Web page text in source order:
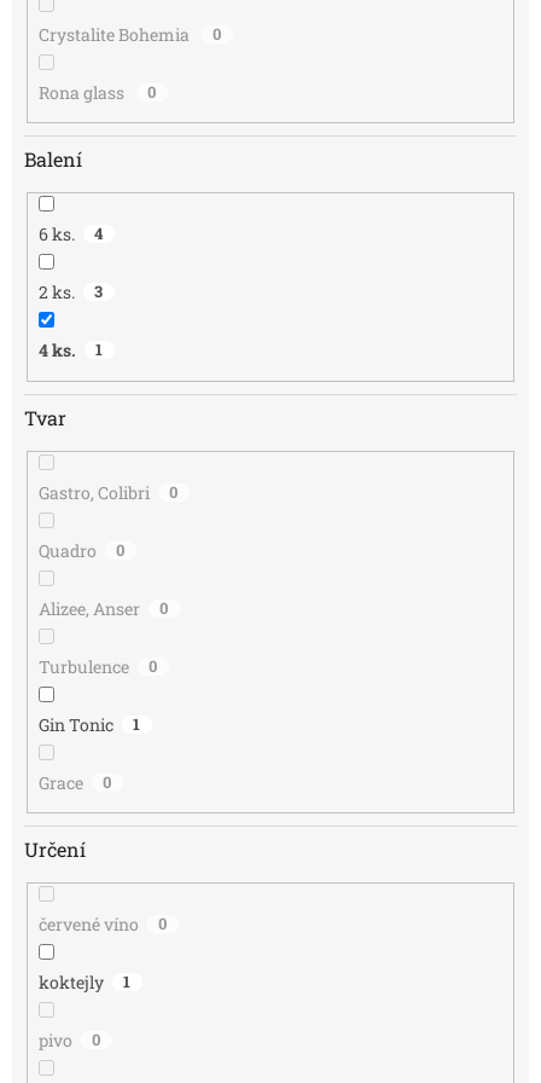
Crystalite Bohemia 0
Rona glass 0
Balení
6 ks. 4
2 ks. 3
4 ks. 1
Tvar
Gastro, Colibri 0
Quadro 0
Alizee, Anser 0
Turbulence 0
Gin Tonic 1
Grace 0
Určení
červené víno 0
koktejly 1
pivo 0